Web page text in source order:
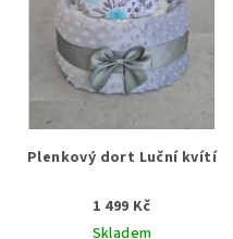
Plenkový dort Luční kvítí
1 499 Kč
Skladem